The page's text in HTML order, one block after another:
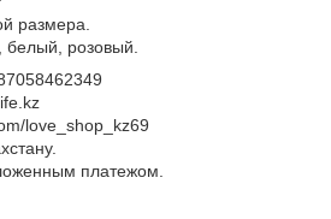
размера.
розовый.
love_shop_kz69
платежом.